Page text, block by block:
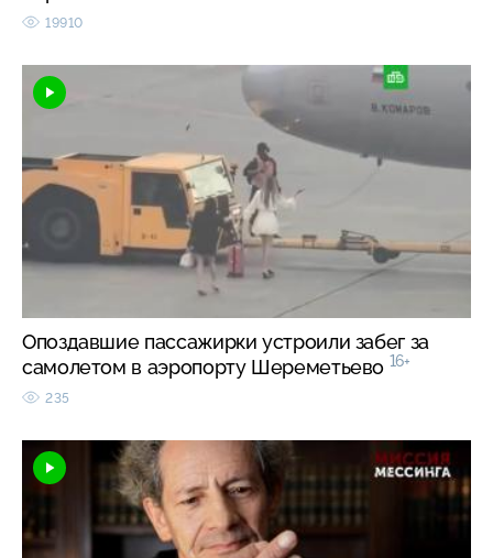
19910
Опоздавшие пассажирки устроили забег за
самолетом в аэропорту Шереметьево 16+
235